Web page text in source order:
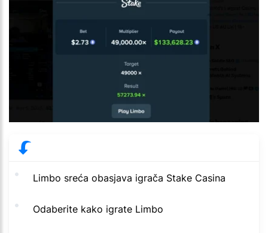
Limbo sreća obasjava igrača Stake Casina
Odaberite kako igrate Limbo